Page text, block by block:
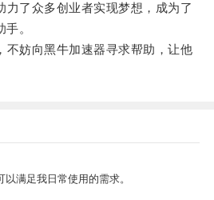
了众多创业者实现梦想，成为了
。
妨向黑牛加速器寻求帮助，让他
满足我日常使用的需求。